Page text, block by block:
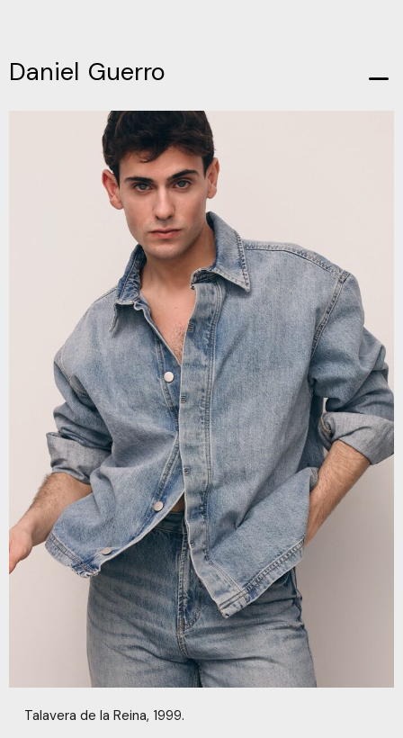
Daniel Guerro
Talavera de la Reina, 1999.